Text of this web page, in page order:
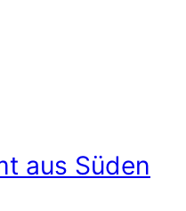
aus Süden